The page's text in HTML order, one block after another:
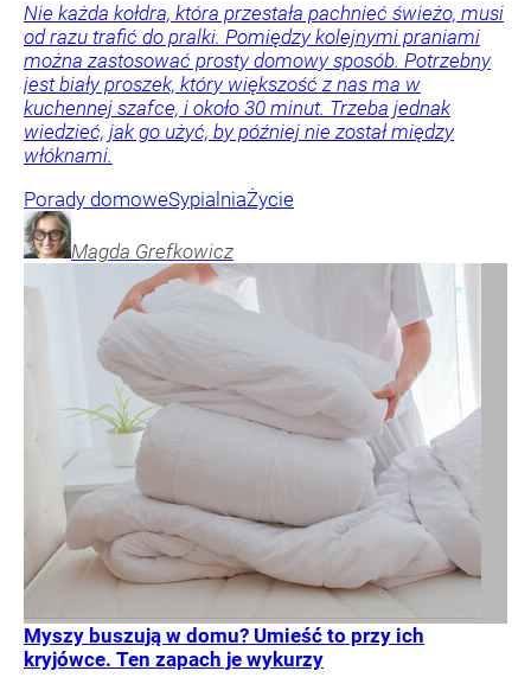
Nie każda kołdra, która przestała pachnieć świeżo, musi
od razu trafić do pralki. Pomiędzy kolejnymi praniami
można zastosować prosty domowy sposób. Potrzebny
jest biały proszek, który większość z nas ma w
kuchennej szafce, i około 30 minut. Trzeba jednak
wiedzieć, jak go użyć, by później nie został między
włóknami.
Porady domoweSypialniaŻycie
Magda Grefkowicz
Myszy buszują w domu? Umieść to przy ich
kryjówce. Ten zapach je wykurzy